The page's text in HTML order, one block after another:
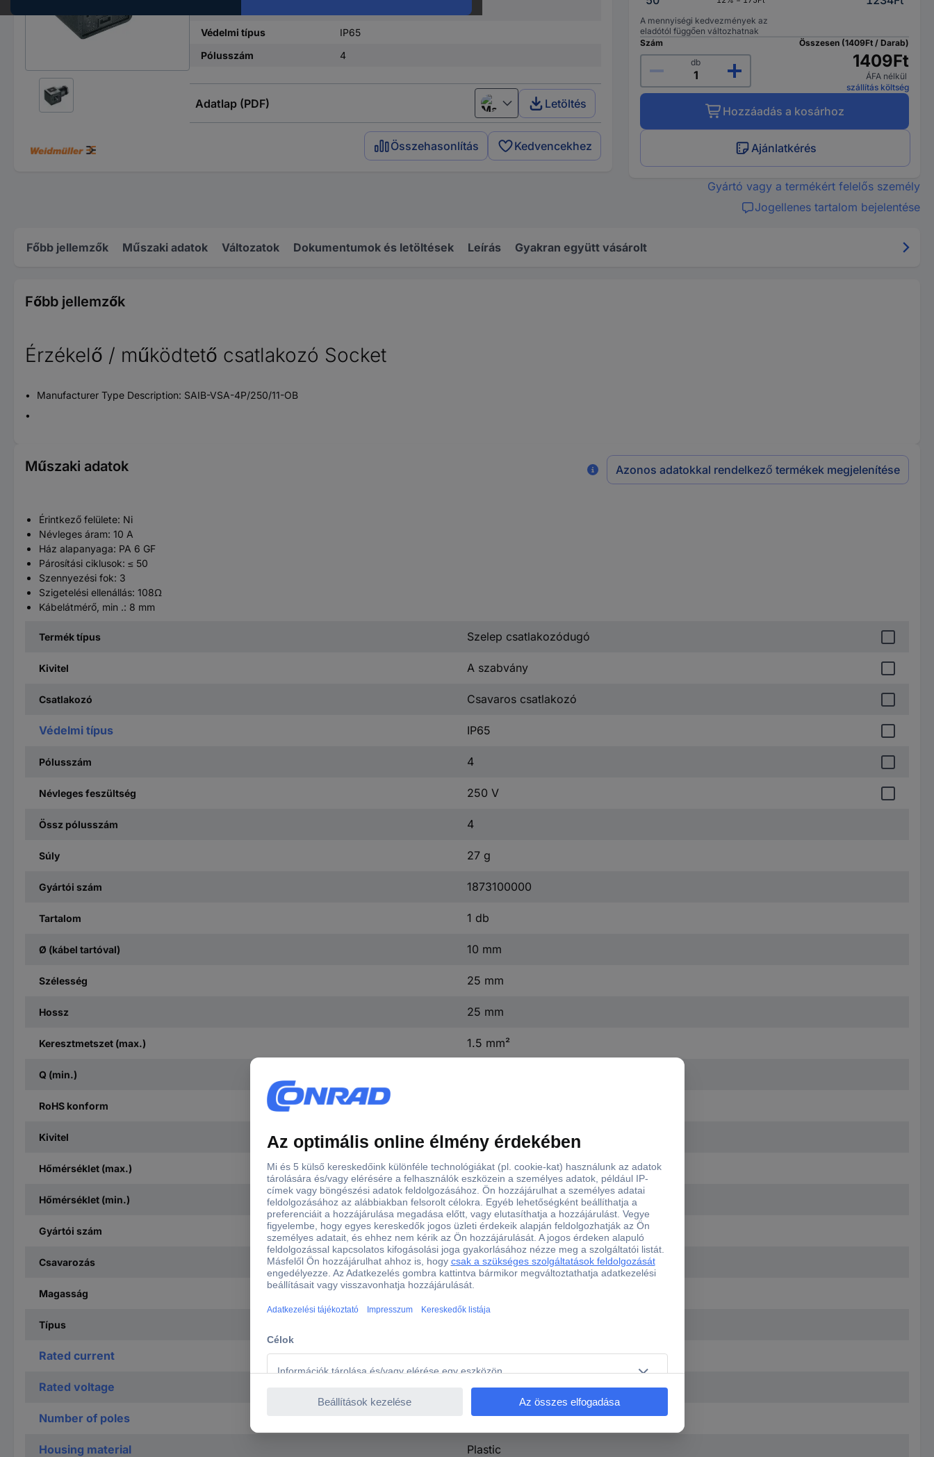
Védelmi típus
IP65
Pólusszám
4
Adatlap (PDF) Magyar Letöltés
Összehasonlítás Kedvencekhez
A mennyiségi kedvezmények az
eladótól függően változhatnak
Szám
db
Összesen (1409Ft / Darab)
1409Ft
ÁFA nélkül
szállítás költség
Hozzáadás a kosárhoz
Ajánlatkérés
Gyártó vagy a termékért felelős személy
Jogellenes tartalom bejelentése
Főbb jellemzők Műszaki adatok Változatok Dokumentumok és letöltések Leírás Gyakran együtt vásárolt
Főbb jellemzők
Érzékelő / működtető csatlakozó Socket
Manufacturer Type Description: SAIB-VSA-4P/250/11-OB
Műszaki adatok Azonos adatokkal rendelkező termékek megjelenítése
Érintkező felülete: Ni
Névleges áram: 10 A
Ház alapanyaga: PA 6 GF
Párosítási ciklusok: ≤ 50
Szennyezési fok: 3
Szigetelési ellenállás: 108Ω
Kábelátmérő, min .: 8 mm
Termék típus Szelep csatlakozódugó
Kivitel A szabvány
Csatlakozó Csavaros csatlakozó
Védelmi típus IP65
Pólusszám 4
Névleges feszültség 250 V
Össz pólusszám 4
Súly 27 g
Gyártói szám 1873100000
Tartalom 1 db
Ø (kábel tartóval) 10 mm
Szélesség 25 mm
Hossz 25 mm
Keresztmetszet (max.) 1.5 mm²
Q (min.)
RoHS konform
Kivitel Dugó, hajlított
Hőmérséklet (max.) +85 °C
Hőmérséklet (min.) -25 °C
Gyártói szám SAIB-VSA-4P/250/11-OB
Csavarozás PG 11
Magasság
Típus
Rated current 10 A
Rated voltage 250 V
Number of poles 4
Housing material Plastic